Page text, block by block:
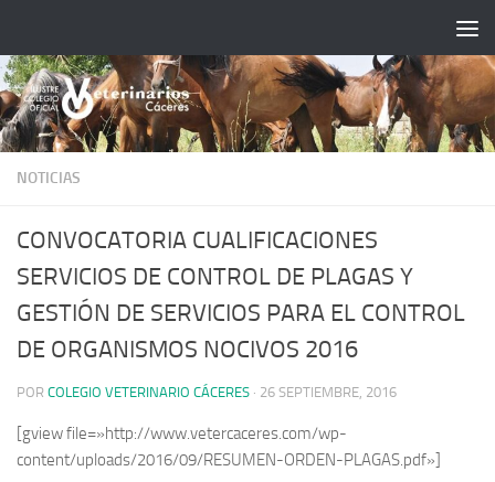
NOTICIAS
CONVOCATORIA CUALIFICACIONES
SERVICIOS DE CONTROL DE PLAGAS Y
GESTIÓN DE SERVICIOS PARA EL CONTROL
DE ORGANISMOS NOCIVOS 2016
POR COLEGIO VETERINARIO CÁCERES · 26 SEPTIEMBRE, 2016
[gview file=»http://www.vetercaceres.com/wp-
content/uploads/2016/09/RESUMEN-ORDEN-PLAGAS.pdf»]